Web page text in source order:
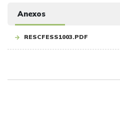
Anexos
RESCFESS1003.PDF